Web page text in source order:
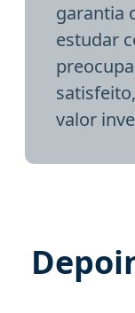
garantia
estudar
valor